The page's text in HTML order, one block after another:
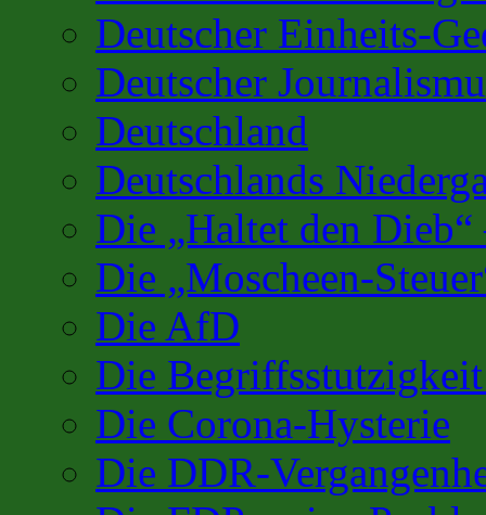
Deutscher Einheits-
Deutscher
Deutschland
Deutschlands
Die „Haltet den
Die „Moscheen-
Die AfD
Die
Die Corona-Hysterie
Die DDR-